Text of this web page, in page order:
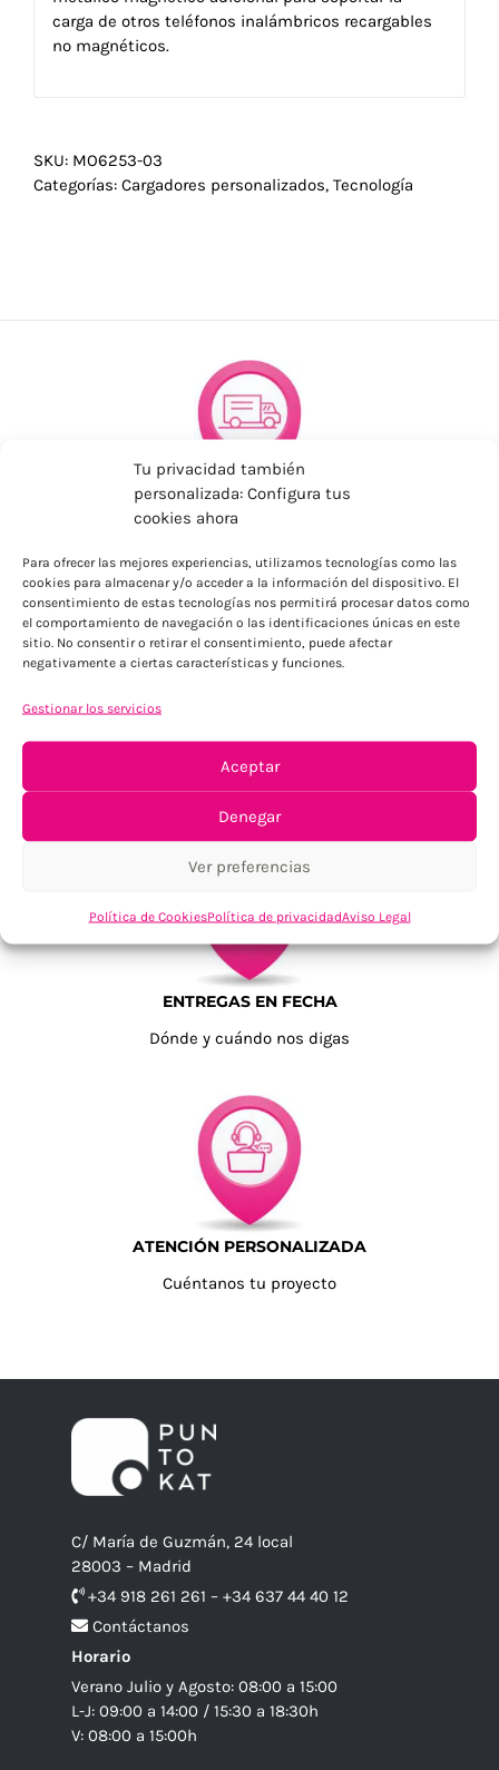
Tu privacidad también
personalizada: Configura tus
cookies ahora
Para ofrecer las mejores experiencias, utilizamos tecnologías como las
cookies para almacenar y/o acceder a la información del dispositivo. El
consentimiento de estas tecnologías nos permitirá procesar datos como
el comportamiento de navegación o las identificaciones únicas en este
sitio. No consentir o retirar el consentimiento, puede afectar
negativamente a ciertas características y funciones.
Gestionar los servicios
Aceptar
Denegar
Ver preferencias
Política de CookiesPolítica de privacidadAviso Legal
carga de otros teléfonos inalámbricos recargables
no magnéticos.
SKU: MO6253-03
Categorías: Cargadores personalizados, Tecnología
ENVÍOS ECONÓMICOS
TU SATISFACCIÓN = LA NUESTRA
Tu confianza, nuestro objetivo
ENTREGAS EN FECHA
Dónde y cuándo nos digas
ATENCIÓN PERSONALIZADA
Cuéntanos tu proyecto
C/ María de Guzmán, 24 local
28003 – Madrid
+34 918 261 261 – +34 637 44 40 12
Contáctanos
Horario
Verano Julio y Agosto: 08:00 a 15:00
L-J: 09:00 a 14:00 / 15:30 a 18:30h
V: 08:00 a 15:00h